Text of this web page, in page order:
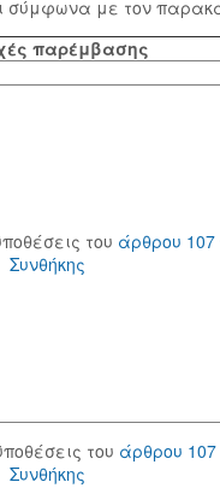
σύμφωνα με τον
παρέμβασης
του άρθρου
Συνθήκης
του άρθρου
Συνθήκης